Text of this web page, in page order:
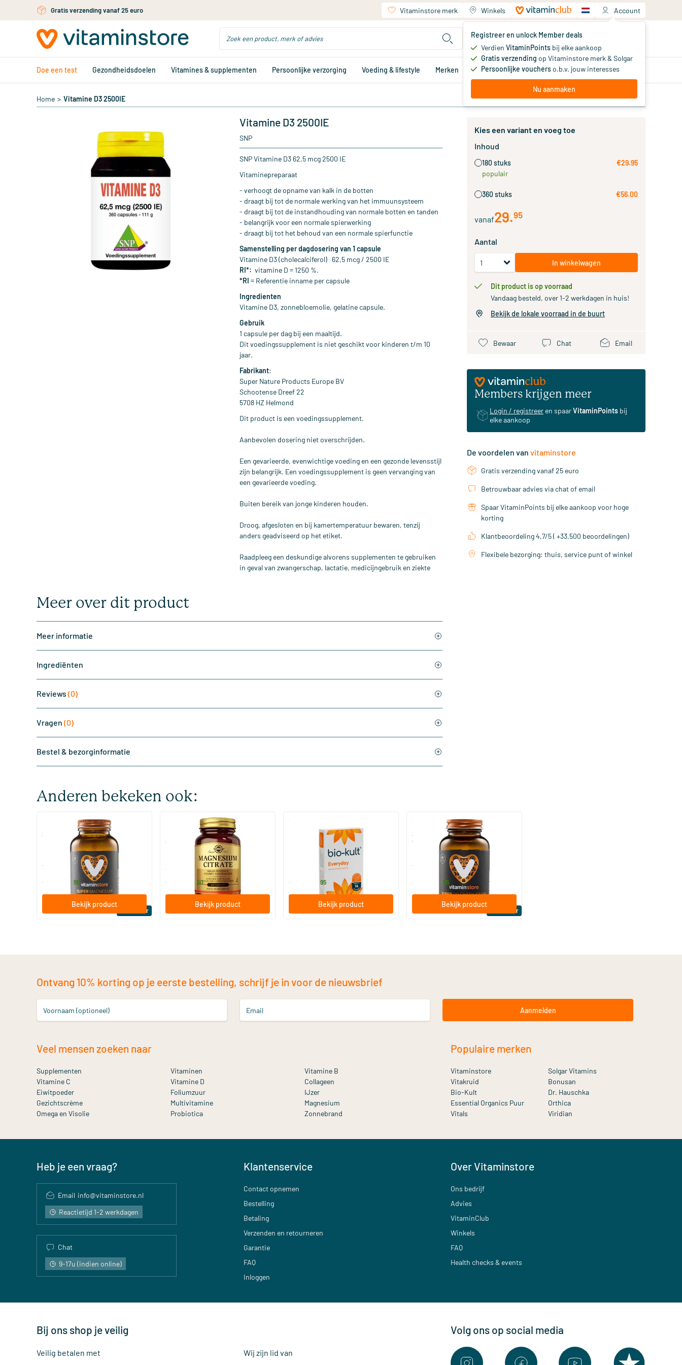
Ga naar de hoofdinhoudGratis persoonlijk advies via chat of email Vitaminstore merk Winkels Account
Registreer en unlock Member deals
Verdien VitaminPoints bij elke aankoop
Gratis verzending op Vitaminstore merk & Solgar
Persoonlijke voucherso.b.v. jouw interesses
Nu aanmaken
Jouw winkelwagen
Je hebt nog geen producten
Doe een test Gezondheidsdoelen Vitamines & supplementen Persoonlijke verzorging Voeding & lifestyle Merken Aanbiedingen Memberdeals
Home > Vitamine D3 2500IE
Vitamine D3 2500IE
SNP
SNP Vitamine D3 62,5 mcg 2500 IE
Vitaminepreparaat
- verhoogt de opname van kalk in de botten
- draagt bij tot de normale werking van het immuunsysteem
- draagt bij tot de instandhouding van normale botten en tanden
- belangrijk voor een normale spierwerking
- draagt bij tot het behoud van een normale spierfunctie
Samenstelling per dagdosering van 1 capsule
Vitamine D3 (cholecalciferol) 62,5 mcg / 2500 IE
RI*: vitamine D = 1250 %.
*RI = Referentie inname per capsule
Ingredienten
Vitamine D3, zonnebloemolie, gelatine capsule.
Gebruik
1 capsule per dag bij een maaltijd.
Dit voedingssupplement is niet geschikt voor kinderen t/m 10
jaar.
Fabrikant:
Super Nature Products Europe BV
Schootense Dreef 22
5708 HZ Helmond
Dit product is een voedingssupplement.
Aanbevolen dosering niet overschrijden.
Een gevarieerde, evenwichtige voeding en een gezonde levensstijl
zijn belangrijk. Een voedingssupplement is geen vervanging van
een gevarieerde voeding.
Buiten bereik van jonge kinderen houden.
Droog, afgesloten en bij kamertemperatuur bewaren, tenzij
anders geadviseerd op het etiket.
Raadpleeg een deskundige alvorens supplementen te gebruiken
in geval van zwangerschap, lactatie, medicijngebruik en ziekte
Meer over dit product
Meer informatie
Ingrediënten
Reviews (0)
Vragen (0)
Bestel & bezorginformatie
Kies een variant en voeg toe
Inhoud
180 stuks
populair
€29.95
360 stuks €56.00
vanaf29.95
Aantal
In winkelwagen
Dit product is op voorraad
Vandaag besteld, over 1-2 werkdagen in huis!
Bekijk de lokale voorraad in de buurt
Bewaar Chat Email
Members krijgen meer
Login / registreer en spaarVitaminPoints bij
elke aankoop
De voordelen van vitaminstore
Gratis verzending vanaf 25 euro
Betrouwbaar advies via chat of email
Spaar VitaminPoints bij elke aankoop voor hoge
korting
Klantbeoordeling 4,7/5 ( +33.500 beoordelingen)
Flexibele bezorging: thuis, service punt of winkel
Anderen bekeken ook:
Bestseller
(510)
Super Magnesium
60/​120 tabletten
Vitaminstore
vanaf 95
Bekijk product
(287)
Magnesium Citrate (Magnesium
Citraat)
60/​120 tabletten
Solgar Vitamins
vanaf 50
Bekijk product
Bio-Kult Probiotica
30/​60/​120 capsules
vanaf .95
Bekijk product
Bestseller
(158)
Super D3 Extra Sterk 75 mcg
vitamine D
60/​120 softgels
Vitaminstore
vanaf 95
Bekijk product
Ontvang 10% korting op je eerste bestelling, schrijf je in voor de nieuwsbrief
Voornaam (optioneel) Email Aanmelden
Veel mensen zoeken naar
Supplementen Vitaminen
Vitamine B
Vitamine C
Vitamine D
Collageen
Eiwitpoeder
Foliumzuur
IJzer
Gezichtscrème
Multivitamine
Magnesium
Omega en Visolie
Probiotica Zonnebrand
Populaire merken
Vitaminstore
Solgar Vitamins
Vitakruid
Bonusan
Bio-Kult
Dr. Hauschka
Essential Organics Puur
Orthica
Vitals
Viridian
Heb je een vraag?
Email info@vitaminstore.nl
Reactietijd 1-2 werkdagen
Chat
9-17u (indien online)
Klantenservice
Contact opnemen
Bestelling
Betaling
Verzenden en retourneren
Garantie
FAQ
Inloggen
Over Vitaminstore
Ons bedrijf
Advies
VitaminClub
Winkels
FAQ
Health checks & events
Bij ons shop je veilig
Veilig betalen met Wij zijn lid van
Volg ons op social media